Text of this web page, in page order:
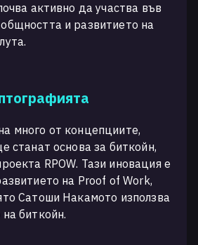
активно да участва във
и развитието на
много от концепциите,
станат основа за биткойн,
RPOW. Тази иновация е
на Proof of Work,
Сатоши Накамото използва
биткойн.